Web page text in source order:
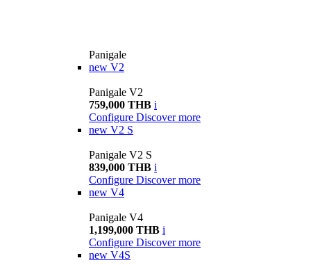
Panigale
new V2
Panigale V2
759,000 THB i
Configure Discover more
new V2 S
Panigale V2 S
839,000 THB i
Configure Discover more
new V4
Panigale V4
1,199,000 THB i
Configure Discover more
new V4S